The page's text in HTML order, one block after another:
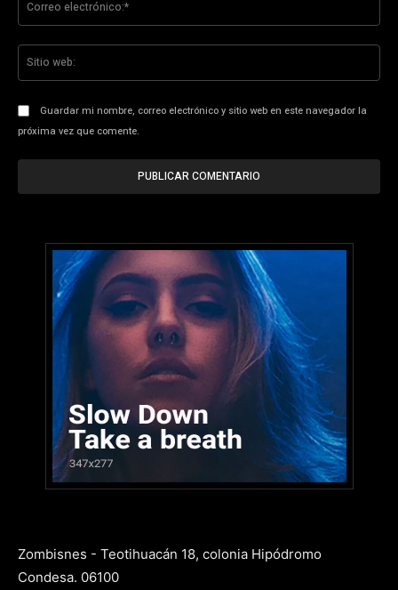
Guardar mi nombre, correo electrónico y sitio web en este navegador la
próxima vez que comente.
Zombisnes - Teotihuacán 18, colonia Hipódromo
Condesa. 06100